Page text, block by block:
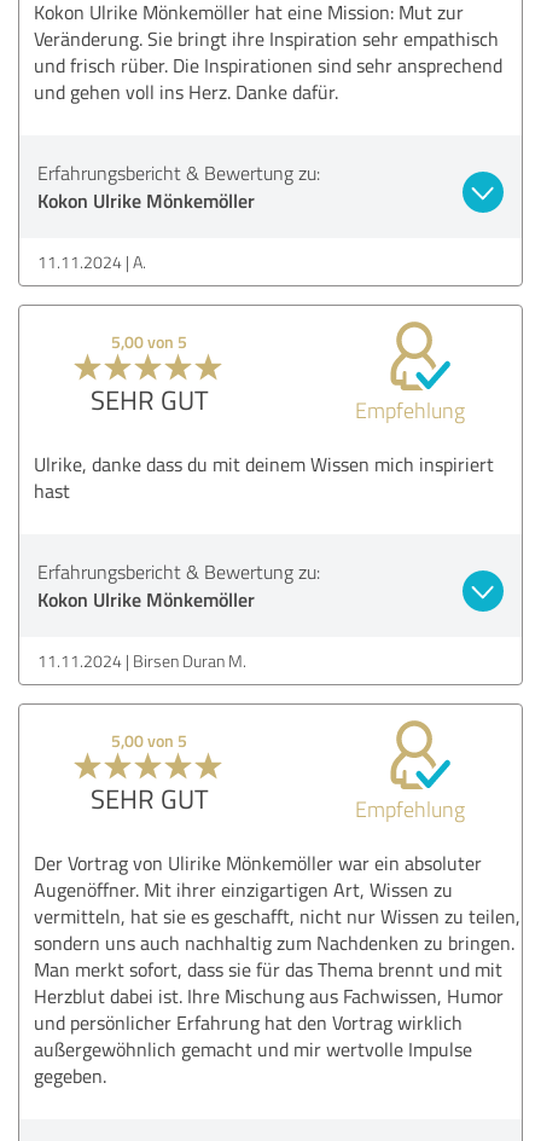
Kokon Ulrike Mönkemöller hat eine Mission: Mut zur
Veränderung. Sie bringt ihre Inspiration sehr empathisch
und frisch rüber. Die Inspirationen sind sehr ansprechend
und gehen voll ins Herz. Danke dafür.
Erfahrungsbericht & Bewertung zu:
Kokon Ulrike Mönkemöller
11.11.2024 A.
5,00 von 5
SEHR GUT Empfehlung
Ulrike, danke dass du mit deinem Wissen mich inspiriert
hast
Erfahrungsbericht & Bewertung zu:
Kokon Ulrike Mönkemöller
11.11.2024 Birsen Duran M.
5,00 von 5
SEHR GUT Empfehlung
Der Vortrag von Ulirike Mönkemöller war ein absoluter
Augenöffner. Mit ihrer einzigartigen Art, Wissen zu
vermitteln, hat sie es geschafft, nicht nur Wissen zu teilen,
sondern uns auch nachhaltig zum Nachdenken zu bringen.
Man merkt sofort, dass sie für das Thema brennt und mit
Herzblut dabei ist. Ihre Mischung aus Fachwissen, Humor
und persönlicher Erfahrung hat den Vortrag wirklich
außergewöhnlich gemacht und mir wertvolle Impulse
gegeben.